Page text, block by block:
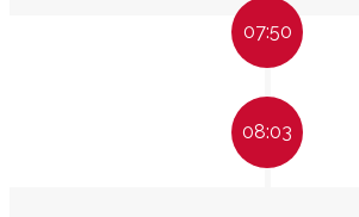
07:50
08:03